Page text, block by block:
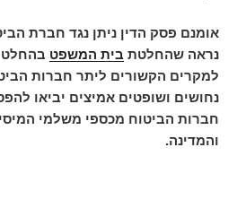
אומנם פסק הדין ניתן נגד חברת
נראה שהחלטת בית המשפט בהחלט
למקרים הקשורים ליתר חברות
נחושים ושופטים אמיצים יביאו
חברות הביטוח מכספי משלמי
והמדינה.